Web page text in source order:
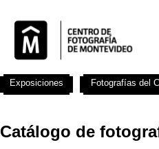
Catálogo de
Exposiciones Fotografías del